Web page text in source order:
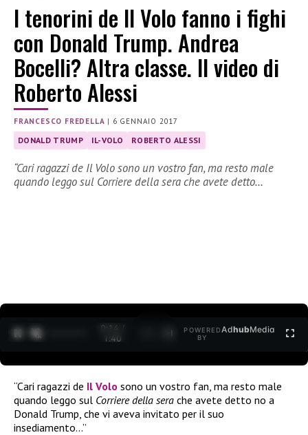
I tenorini de Il Volo fanno i fighi
con Donald Trump. Andrea
Bocelli? Altra classe. Il video di
Roberto Alessi
FRANCESCO FREDELLA | 6 GENNAIO 2017
DONALD TRUMP IL-VOLO ROBERTO ALESSI
“Cari ragazzi de Il Volo sono un vostro fan, ma resto male
quando leggo sul Corriere della sera che avete detto…
0:15 /
1:40
POWERED
BY
AdhubMedia
“Cari ragazzi de Il Volo sono un vostro fan, ma resto male
quando leggo sul Corriere della sera che avete detto no a
Donald Trump, che vi aveva invitato per il suo
insediamento…”